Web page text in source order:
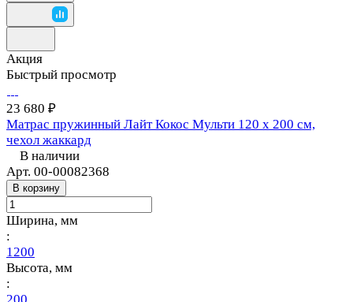
Акция
Быстрый просмотр
23 680 ₽
Матрас пружинный Лайт Кокос Мульти 120 х 200 см,
чехол жаккард
В наличии
Арт. 00-00082368
В корзину
Ширина, мм
:
1200
Высота, мм
: